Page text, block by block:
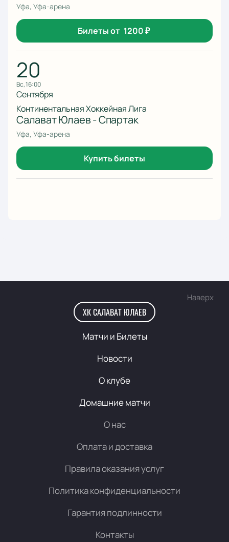
Уфа, Уфа-арена
Билеты от 1200₽
20
вс, 16:00
Сентября
Континентальная Хоккейная Лига
Салават Юлаев - Спартак
Уфа, Уфа-арена
Купить билеты
Наверх
ХК САЛАВАТ ЮЛАЕВ
Матчи и Билеты
Новости
О клубе
Домашние матчи
О нас
Оплата и доставка
Правила оказания услуг
Политика конфиденциальности
Гарантия подлинности
Контакты